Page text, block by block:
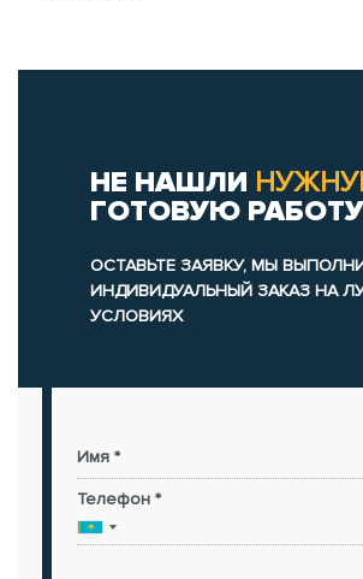
НЕ НАШЛИ
ГОТОВУЮ
ОСТАВЬТЕ ЗАЯВКУ, МЫ
ИНДИВИДУАЛЬНЫЙ ЗАКАЗ НА
УСЛОВИЯХ
Имя *
Телефон *